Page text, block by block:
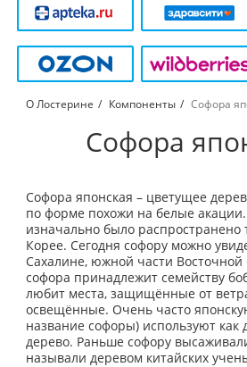
О Лостерине Компоненты Софора
Софора
Софора японская – цветущее
по форме похожи на белые
изначально было распространено
Корее. Сегодня софору можно
Сахалине, южной части
софора принадлежит семейству
любит места, защищённые от
освещённые. Очень часто
название софоры) используют как
дерево. Раньше софору
называли деревом китайских